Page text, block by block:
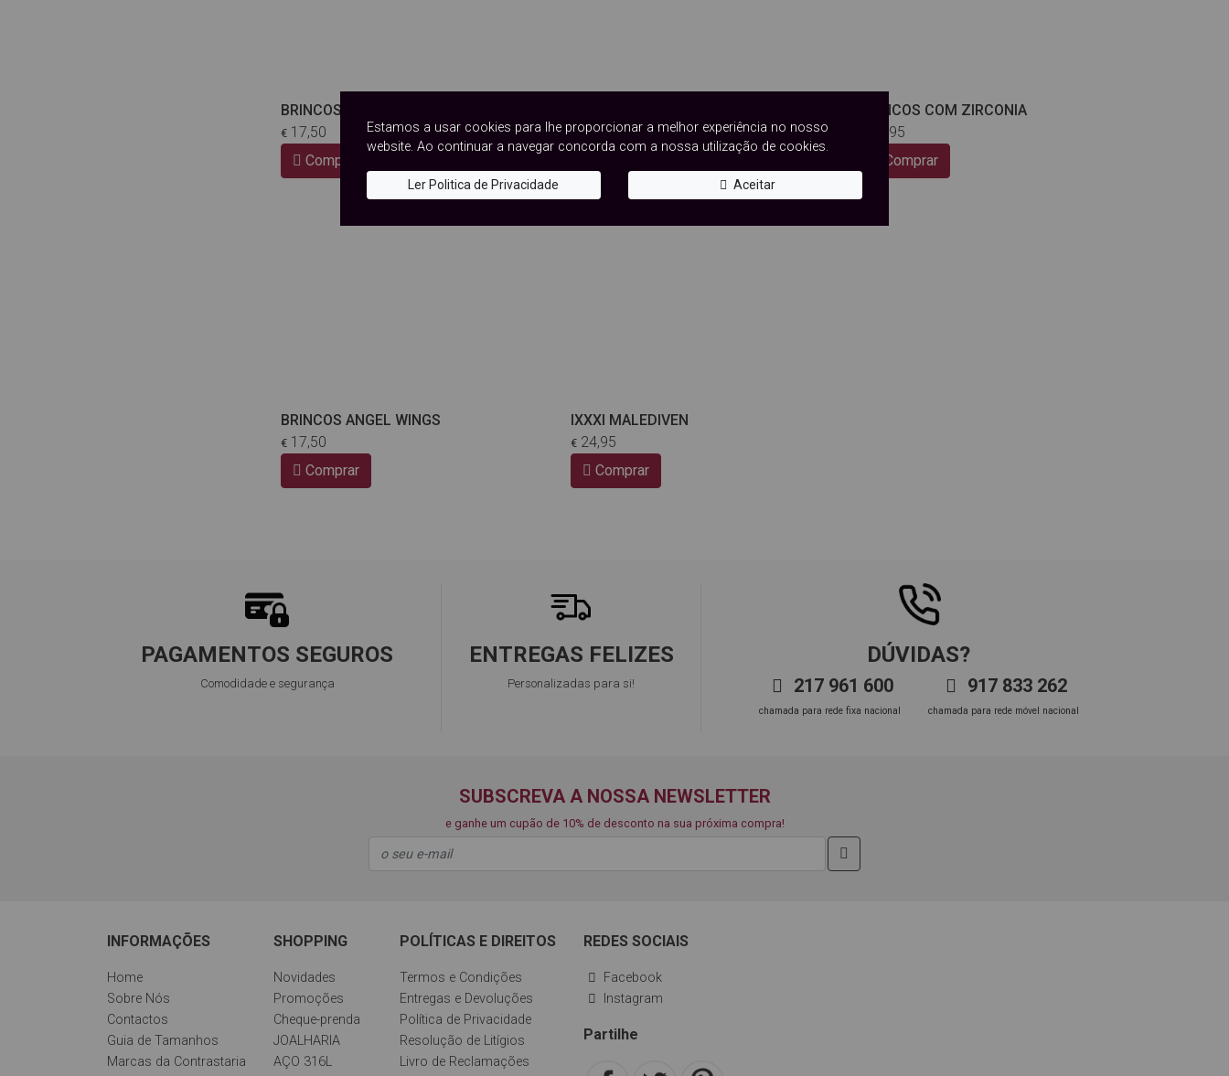
BRINCOS PALMEIRAS
€ 17,50
Comprar
€ 17,50
BRINCOS COM ZIRCONIA
14,95
Comprar
BRINCOS ANGEL WINGS
€ 17,50
Comprar
IXXXI MALEDIVEN
€24,95
Comprar
Estamos a usar cookies para lhe proporcionar a melhor experiência no nosso
website. Ao continuar a navegar concorda com a nossa utilização de cookies.
Ler Politica de Privacidade Aceitar
PAGAMENTOS SEGUROS
Comodidade e segurança
ENTREGAS FELIZES
Personalizadas para si!
DÚVIDAS?
217 961 600
chamada para rede fixa nacional
917 833 262
chamada para rede móvel nacional
SUBSCREVA A NOSSA NEWSLETTER
e ganhe um cupão de 10% de desconto na sua próxima compra!
INFORMAÇÕES
Home
Sobre Nós
Contactos
Guia de Tamanhos
Marcas da Contrastaria
SHOPPING
Novidades
Promoções
Cheque-prenda
JOALHARIA
AÇO 316L
POLÍTICAS E DIREITOS
Termos e Condições
Entregas e Devoluções
Política de Privacidade
Resolução de Litígios
Livro de Reclamações
REDES SOCIAIS
Facebook
Instagram
Partilhe